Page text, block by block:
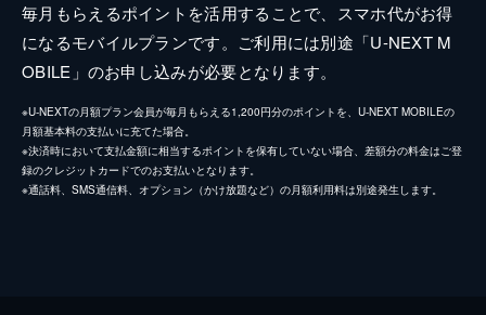
毎月もらえるポイントを活用することで、スマホ代がお得
になるモバイルプランです。ご利用には別途「U-NEXT M
OBILE」のお申し込みが必要となります。
※U-NEXTの月額プラン会員が毎月もらえる1,200円分のポイントを、U-NEXT MOBILEの
月額基本料の支払いに充てた場合。
※決済時において支払金額に相当するポイントを保有していない場合、差額分の料金はご登
録のクレジットカードでのお支払いとなります。
※通話料、SMS通信料、オプション（かけ放題など）の月額利用料は別途発生します。